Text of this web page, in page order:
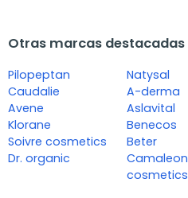
Otras marcas
Pilopeptan
Caudalie
Avene
Klorane
Soivre cosmetics
Dr. organic
Natysal
A-derma
Aslavital
Benecos
Beter
Camaleon
cosmetics